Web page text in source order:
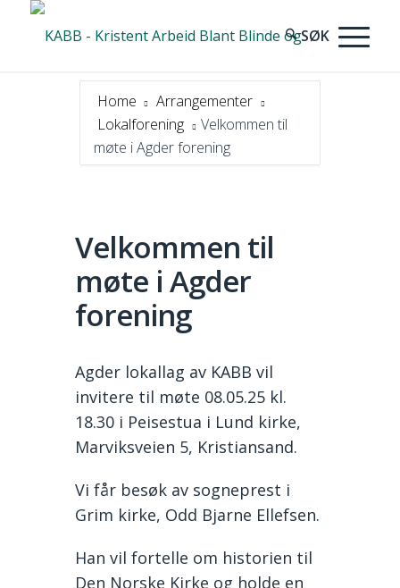
Home
Arrangementer
Lokalforening
Velkommen til
møte i Agder forening
Velkommen til
møte i Agder
forening
Agder lokallag av KABB vil
invitere til møte 08.05.25 kl.
18.30 i Peisestua i Lund kirke,
Marviksveien 5, Kristiansand.
Vi får besøk av sogneprest i
Grim kirke, Odd Bjarne Ellefsen.
Han vil fortelle om historien til
Den Norske Kirke og holde en